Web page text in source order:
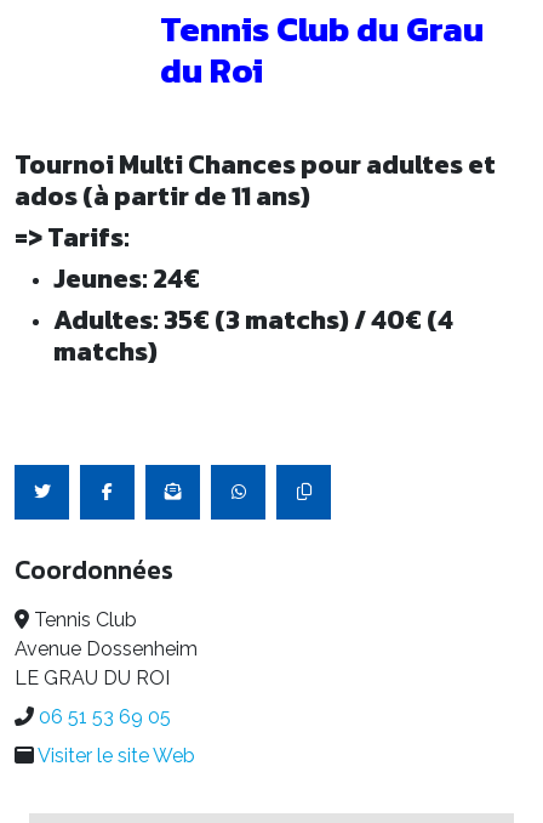
Tennis Club du Grau
du Roi
Tournoi Multi Chances pour adultes et
ados (à partir de 11 ans)
=> Tarifs:
Jeunes: 24€
Adultes: 35€ (3 matchs) / 40€ (4
matchs)
Coordonnées
Tennis Club
Avenue Dossenheim
LE GRAU DU ROI
06 51 53 69 05
Visiter le site Web